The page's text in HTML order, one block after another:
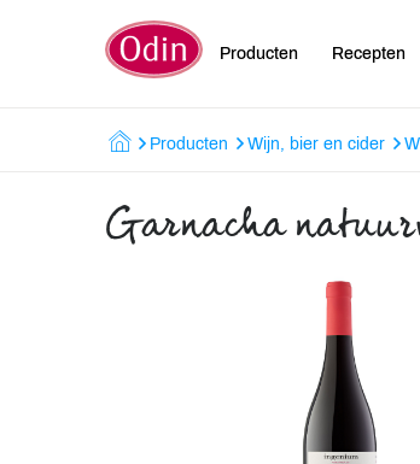
Producten Recepten
Producten Wijn, bier en cider
Garnacha